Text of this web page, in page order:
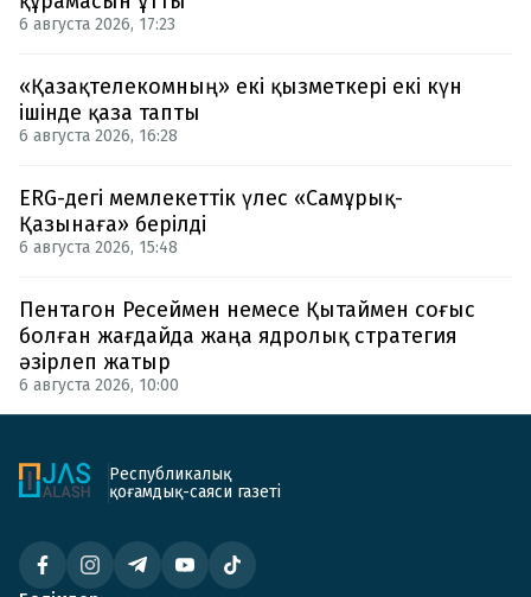
6 августа 2026, 17:23
«Қазақтелекомның» екі қызметкері екі күн
ішінде қаза тапты
6 августа 2026, 16:28
ERG-дегі мемлекеттік үлес «Самұрық-
Қазынаға» берілді
6 августа 2026, 15:48
Пентагон Ресеймен немесе Қытаймен соғыс
болған жағдайда жаңа ядролық стратегия
әзірлеп жатыр
6 августа 2026, 10:00
Республикалық
қоғамдық-саяси газеті